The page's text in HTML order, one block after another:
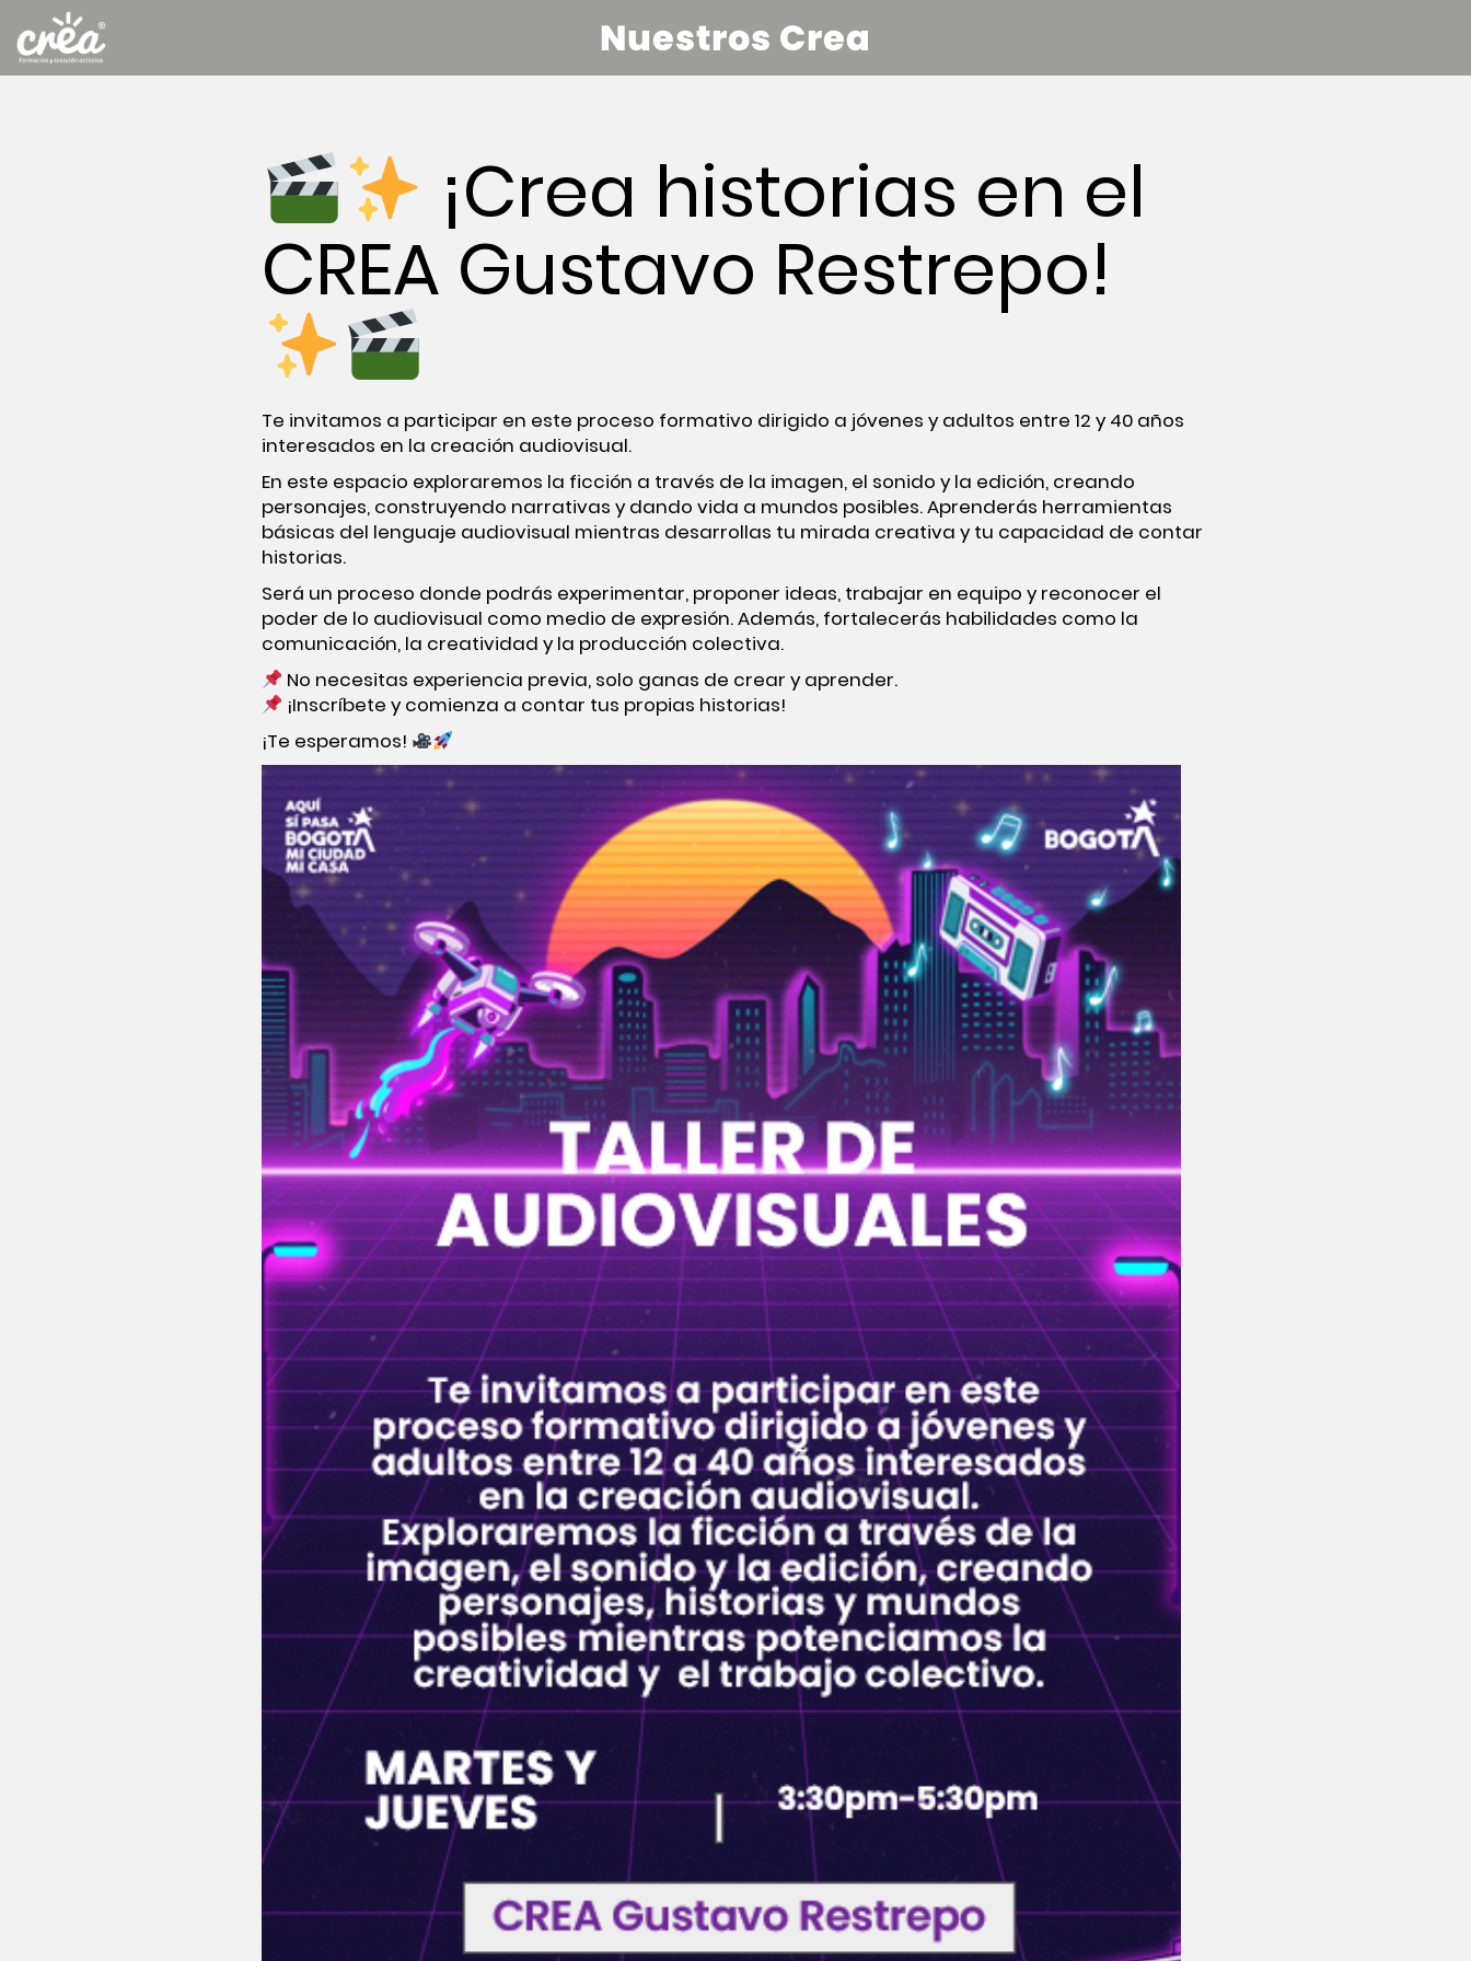
Nuestros Crea
¡Crea historias en el
CREA Gustavo Restrepo!
Te invitamos a participar en este proceso formativo dirigido a jóvenes y adultos entre 12 y 40 años
interesados en la creación audiovisual.
En este espacio exploraremos la ficción a través de la imagen, el sonido y la edición, creando
personajes, construyendo narrativas y dando vida a mundos posibles. Aprenderás herramientas
básicas del lenguaje audiovisual mientras desarrollas tu mirada creativa y tu capacidad de contar
historias.
Será un proceso donde podrás experimentar, proponer ideas, trabajar en equipo y reconocer el
poder de lo audiovisual como medio de expresión. Además, fortalecerás habilidades como la
comunicación, la creatividad y la producción colectiva.
No necesitas experiencia previa, solo ganas de crear y aprender.
¡Inscríbete y comienza a contar tus propias historias!
¡Te esperamos!